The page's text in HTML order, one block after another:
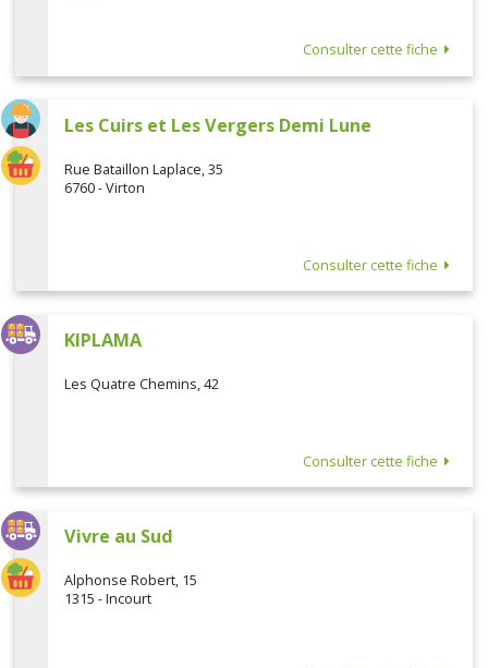
Consulter cette fiche
Les Cuirs et Les Vergers Demi Lune
Rue Bataillon Laplace, 35
6760 - Virton
Consulter cette fiche
KIPLAMA
Les Quatre Chemins, 42
Consulter cette fiche
Vivre au Sud
Alphonse Robert, 15
1315 - Incourt